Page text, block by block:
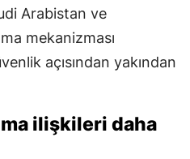
Arabistan ve
mekanizması
açısından yakından
ilişkileri daha